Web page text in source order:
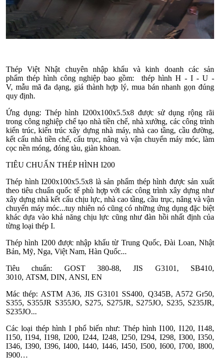
Thép Việt Nhật chuyên nhập khẩu và kinh doanh các sản
phẩm thép hình công nghiệp bao gồm: thép hình H - I - U -
V, mẫu mã đa dạng, giá thành hợp lý, mua bán nhanh gọn đúng
quy định.
Ứng dụng: Thép hình I200x100x5.5x8 được sử dụng rộng rãi
trong công nghiệp chế tạo nhà tiền chế, nhà xưởng, các công trình
kiến trúc, kiến trúc xây dựng nhà máy, nhà cao tầng, cầu đường,
kết cấu nhà tiền chế, cẩu trục, nâng và vận chuyển máy móc, làm
cọc nền móng, đóng tàu, giàn khoan.
TIÊU CHUẨN THÉP HÌNH I200
Thép hình I200x100x5.5x8 là sản phẩm thép hình được sản xuất
theo tiêu chuẩn quốc tế phù hợp với các công trình xây dựng như
xây dựng nhà kết cấu chịu lực, nhà cao tầng, cầu trục, nâng và vận
chuyển máy móc...tuy nhiên nó cũng có những ứng dụng đặc biệt
khác dựa vào khả năng chịu lực cũng như đàn hồi nhất định của
từng loại thép I.
Thép hình I200 được nhập khẩu từ Trung Quốc, Đài Loan, Nhật
Bản, Mỹ, Nga, Việt Nam, Hàn Quốc...
Tiêu chuẩn: GOST 380-88, JIS G3101, SB410,
3010, ATSM, DIN, ANSI, EN
Mác thép: ASTM A36, JIS G3101 SS400, Q345B, A572 Gr50,
S355, S355JR S355JO, S275, S275JR, S275JO, S235, S235JR,
S235JO...
Các loại thép hình I phổ biến như: Thép hình I100, I120, I148,
I150, I194, I198, I200, I244, I248, I250, I294, I298, I300, I350,
I346, I390, I396, I400, I440, I446, I450, I500, I600, I700, I800,
I900…